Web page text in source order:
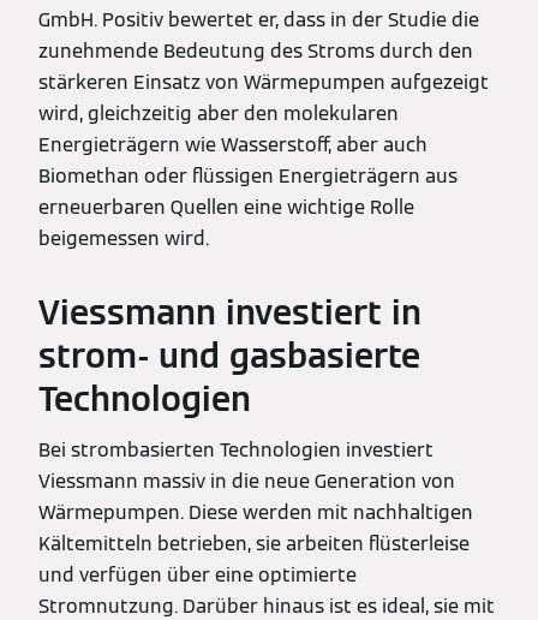
GmbH. Positiv bewertet er, dass in der Studie die
zunehmende Bedeutung des Stroms durch den
stärkeren Einsatz von Wärmepumpen aufgezeigt
wird, gleichzeitig aber den molekularen
Energieträgern wie Wasserstoff, aber auch
Biomethan oder flüssigen Energieträgern aus
erneuerbaren Quellen eine wichtige Rolle
beigemessen wird.
Viessmann investiert in
strom- und gasbasierte
Technologien
Bei strombasierten Technologien investiert
Viessmann massiv in die neue Generation von
Wärmepumpen. Diese werden mit nachhaltigen
Kältemitteln betrieben, sie arbeiten flüsterleise
und verfügen über eine optimierte
Stromnutzung. Darüber hinaus ist es ideal, sie mit